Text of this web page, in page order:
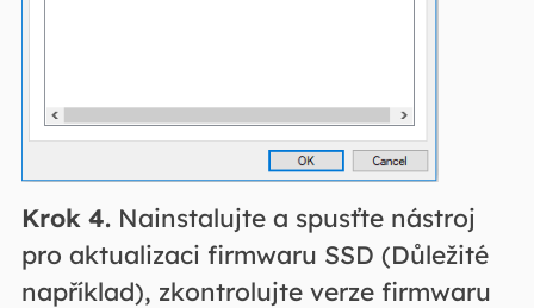
Krok 4.Nainstalujte a spusťte nástroj
pro aktualizaci firmwaru SSD (Důležité
například), zkontrolujte verze firmwaru